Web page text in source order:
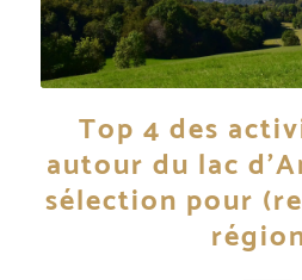
Top 4 des
autour du lac
sélection pour